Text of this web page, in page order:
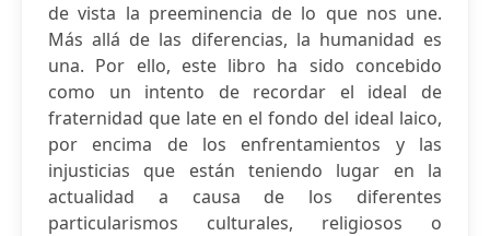
de vista la preeminencia de lo que nos une.
Más allá de las diferencias, la humanidad es
una. Por ello, este libro ha sido concebido
como un intento de recordar el ideal de
fraternidad que late en el fondo del ideal laico,
por encima de los enfrentamientos y las
injusticias que están teniendo lugar en la
actualidad a causa de los diferentes
particularismos culturales, religiosos o